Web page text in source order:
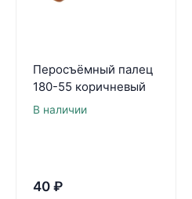
Перосъёмный палец
180-55 коричневый
В наличии
40 ₽